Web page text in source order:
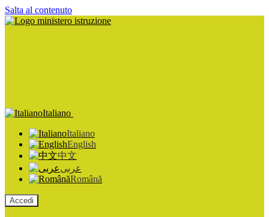
Salta al contenuto
Italiano
Italiano
English
中文
عربى
Română
Accedi